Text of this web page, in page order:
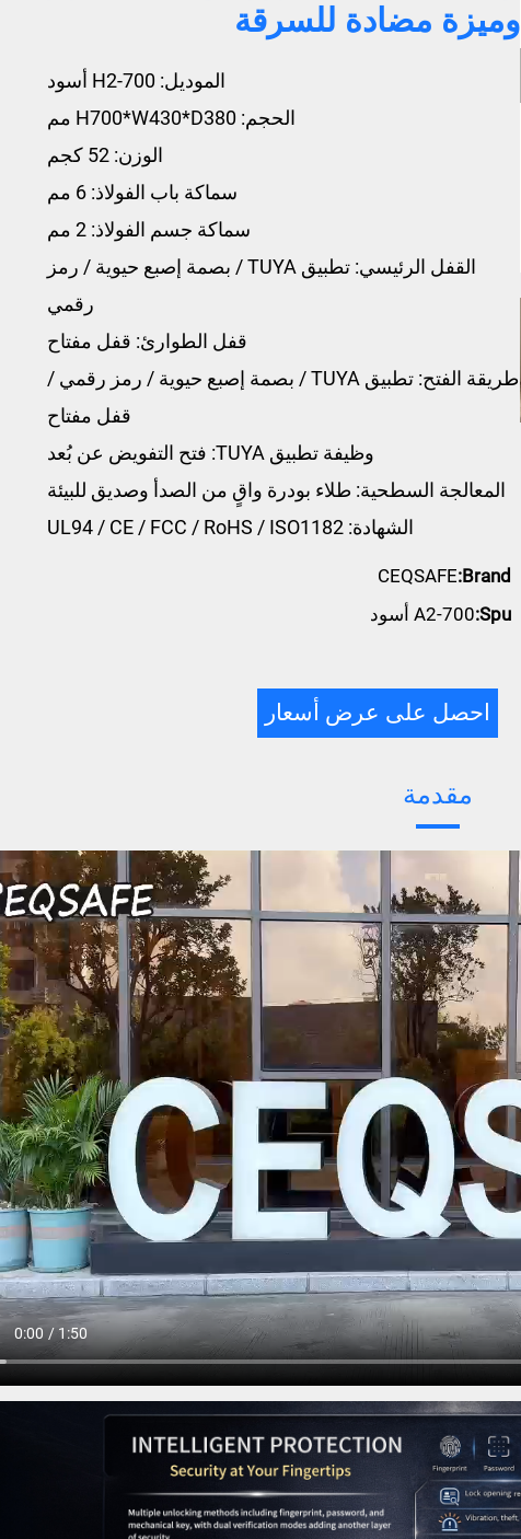
وميزة مضادة للسرقة
الموديل: H2-700 أسود
الحجم: H700*W430*D380 مم
الوزن: 52 كجم
سماكة باب الفولاذ: 6 مم
سماكة جسم الفولاذ: 2 مم
القفل الرئيسي: تطبيق TUYA / بصمة إصبع حيوية / رمز
رقمي
قفل الطوارئ: قفل مفتاح
طريقة الفتح: تطبيق TUYA / بصمة إصبع حيوية / رمز رقمي /
قفل مفتاح
وظيفة تطبيق TUYA: فتح التفويض عن بُعد
المعالجة السطحية: طلاء بودرة واقٍ من الصدأ وصديق للبيئة
الشهادة: UL94 / CE / FCC / RoHS / ISO1182
Brand:
CEQSAFE
Spu: A2-700 أسود
احصل على عرض أسعار
مقدمة